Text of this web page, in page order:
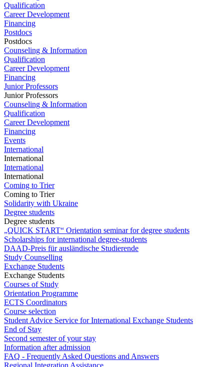
Qualification
Career Development
Financing
Postdocs
Postdocs
Counseling & Information
Qualification
Career Development
Financing
Junior Professors
Junior Professors
Counseling & Information
Qualification
Career Development
Financing
Events
International
International
International
International
Coming to Trier
Coming to Trier
Solidarity with Ukraine
Degree students
Degree students
„QUICK START“ Orientation seminar for degree students
Scholarships for international degree-students
DAAD-Preis für ausländische Studierende
Study Counselling
Exchange Students
Exchange Students
Courses of Study
Orientation Programme
ECTS Coordinators
Course selection
Student Advice Service for International Exchange Students
End of Stay
Second semester of your stay
Information after admission
FAQ - Frequently Asked Questions and Answers
Regional Integration Assistance